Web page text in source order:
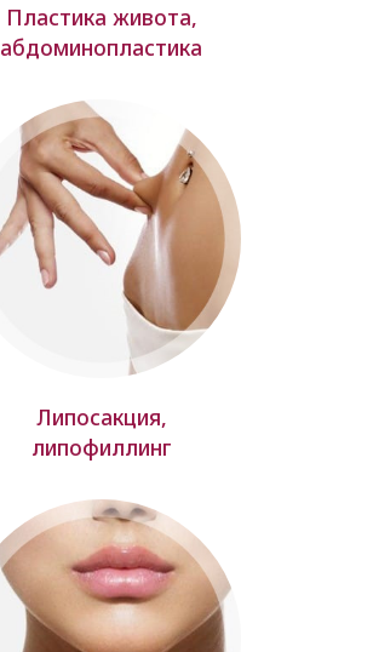
Пластика живота,
абдоминопластика
Липосакция,
липофиллинг